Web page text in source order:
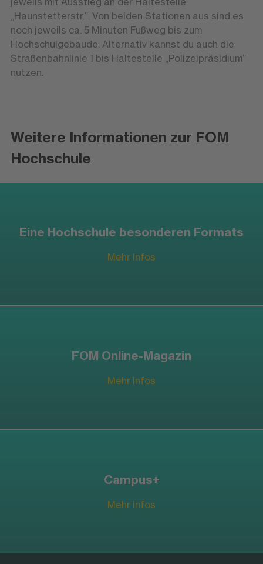
„Haunstetterstr.“. Von beiden Stationen aus sind es
noch jeweils ca. 5 Minuten Fußweg bis zum
Hochschulgebäude. Alternativ kannst du auch die
Straßenbahnlinie 1 bis Haltestelle „Polizeipräsidium“
nutzen.
Weitere Informationen zur FOM
Hochschule
Eine Hochschule besonderen Formats
Mehr Infos
FOM Online-Magazin
Mehr Infos
Campus+
Mehr Infos